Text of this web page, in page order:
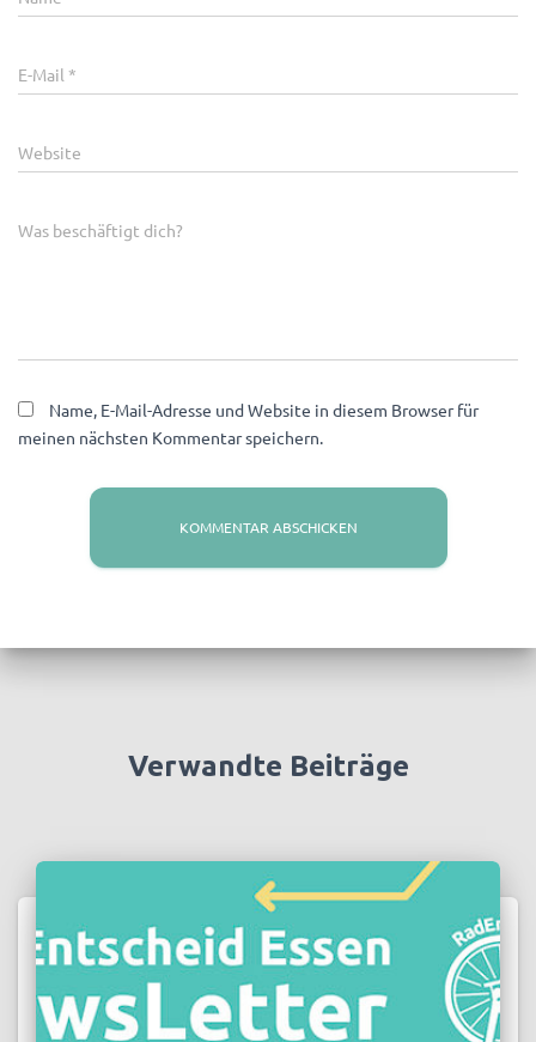
E-Mail *
Website
Was beschäftigt dich?
Name, E-Mail-Adresse und Website in diesem Browser für
meinen nächsten Kommentar speichern.
Verwandte Beiträge